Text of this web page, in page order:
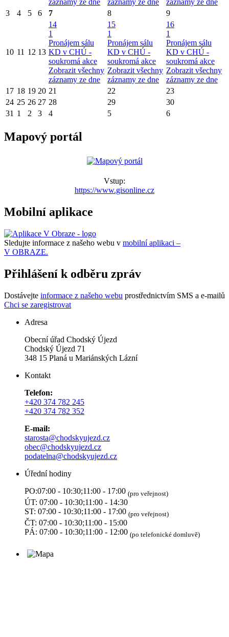
záznamy ze dne
záznamy ze dne
záznamy ze dne
3
4 5 6 7 8 9
10 11 12 13
14
1
Pronájem sálu
KD v CHÚ -
soukromá akce
Zobrazit všechny
záznamy ze dne
15
1
Pronájem sálu
KD v CHÚ -
soukromá akce
Zobrazit všechny
záznamy ze dne
16
1
Pronájem sálu
KD v CHÚ -
soukromá akce
Zobrazit všechny
záznamy ze dne
17 18 19 20 21 22
23
24 25 26 27 28 29
30
31 1 2 3 4 5 6
Mapový portál
Vstup:
https://www.gisonline.cz
Mobilní aplikace
Sledujte informace z našeho webu v mobilní aplikaci –
V OBRAZE.
Přihlášení k odběru zpráv
Dostávejte informace z našeho webu prostřednictvím SMS a e-mailů
Chci se zaregistrovat
Adresa
Obecní úřad Chodský Újezd
Chodský Újezd 71
348 15 Planá u Mariánských Lázní
Kontakt
Telefon:
+420 374 782 245
+420 374 782 352
E-mail:
starosta@chodskyujezd.cz
obec@chodskyujezd.cz
podatelna@chodskyujezd.cz
Úřední hodiny
PO:07:00 - 10:30;11:00 - 17:00 (pro veřejnost)
ÚT: 07:00 - 10:30;11:00 - 14:30
ST: 07:00 - 10:30;11:00 - 17:00 (pro veřejnost)
ČT: 07:00 - 10:30;11:00 - 15:00
PÁ: 07:00 - 10:30;11:00 - 12:00 (po telefonické domluvě)